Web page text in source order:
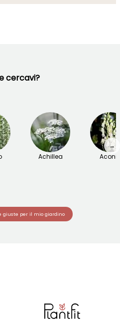
cercavi?
Achillea Aconiti
→
giuste per il mio giardino